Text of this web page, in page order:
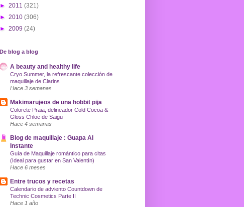
► 2011 (321)
► 2010 (306)
► 2009 (24)
De blog a blog
A beauty and healthy life
Cryo Summer, la refrescante colección de
maquillaje de Clarins
Hace 3 semanas
Makimarujeos de una hobbit pija
Colorete Praia, delineador Cold Cocoa &
Gloss Chloe de Saigu
Hace 4 semanas
Blog de maquillaje : Guapa Al
Instante
Guía de Maquillaje romántico para citas
(Ideal para gustar en San Valentín)
Hace 6 meses
Entre trucos y recetas
Calendario de adviento Countdown de
Technic Cosmetics Parte II
Hace 1 año